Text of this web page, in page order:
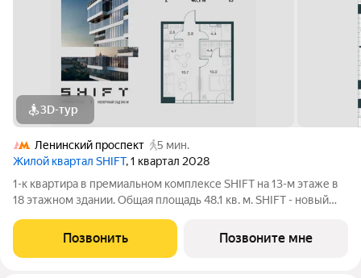
3D-тур
Ленинский проспект
5 мин.
Жилой квартал SHIFT, 1 квартал 2028
1-к квартира в премиальном комплексе SHIFT на 13-м этаже в
18 этажном здании. Общая площадь 48.1 кв. м. SHIFT - новый
районе, в 300 м от Нескучного сада. Главная особенность
проекта - 5 башен, в
Позвонить Позвоните мне